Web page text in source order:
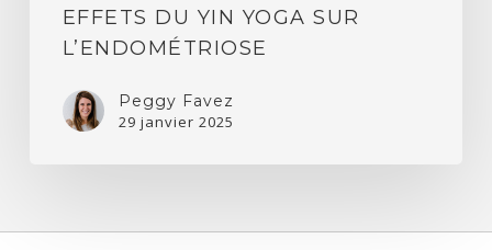
EFFETS DU YIN YOGA SUR
L’ENDOMÉTRIOSE
Peggy Favez
29 janvier 2025